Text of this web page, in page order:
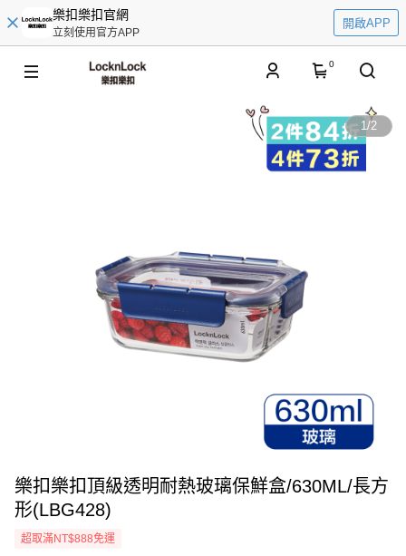
樂扣樂扣官網
立刻使用官方APP
開啟APP
0
1/2
樂扣樂扣頂級透明耐熱玻璃保鮮盒/630ML/長方
形(LBG428)
超取滿NT$888免運